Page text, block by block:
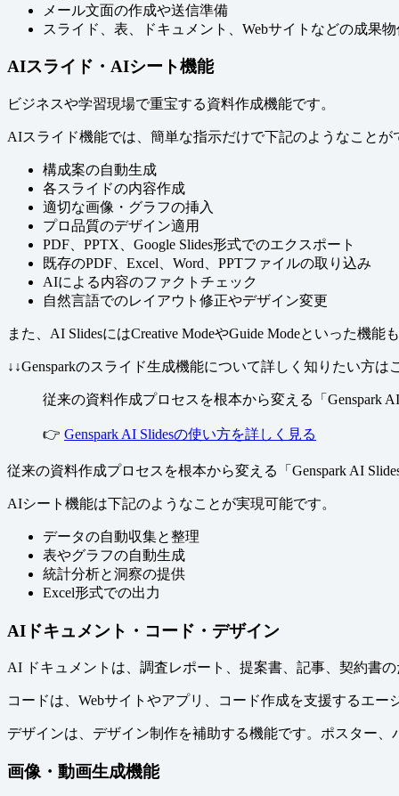
メール文面の作成や送信準備
スライド、表、ドキュメント、Webサイトなどの成果
AIスライド・AIシート機能
ビジネスや学習現場で重宝する資料作成機能です。
AIスライド機能では、簡単な指示だけで下記のようなことが
構成案の自動生成
各スライドの内容作成
適切な画像・グラフの挿入
プロ品質のデザイン適用
PDF、PPTX、Google Slides形式でのエクスポート
既存のPDF、Excel、Word、PPTファイルの取り込み
AIによる内容のファクトチェック
自然言語でのレイアウト修正やデザイン変更
また、AI SlidesにはCreative ModeやGuide Modeといった機
↓↓Gensparkのスライド生成機能について詳しく知りたい方は
従来の資料作成プロセスを根本から変える「Genspark
👉 Genspark AI Slidesの使い方を詳しく見る
従来の資料作成プロセスを根本から変える「Genspark AI
AIシート機能は下記のようなことが実現可能です。
データの自動収集と整理
表やグラフの自動生成
統計分析と洞察の提供
Excel形式での出力
AIドキュメント・コード・デザイン
AI ドキュメントは、調査レポート、提案書、記事、契約書
コードは、Webサイトやアプリ、コード作成を支援するエ
デザインは、デザイン制作を補助する機能です。ポスター
画像・動画生成機能